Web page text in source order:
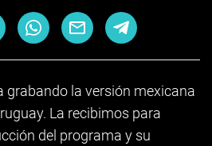
grabando la versión mexicana
La recibimos para
del programa y su